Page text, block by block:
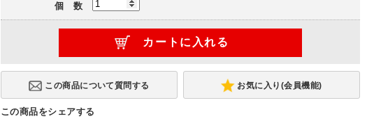
個 数
お気に入り(会員機能)
この商品をシェアする